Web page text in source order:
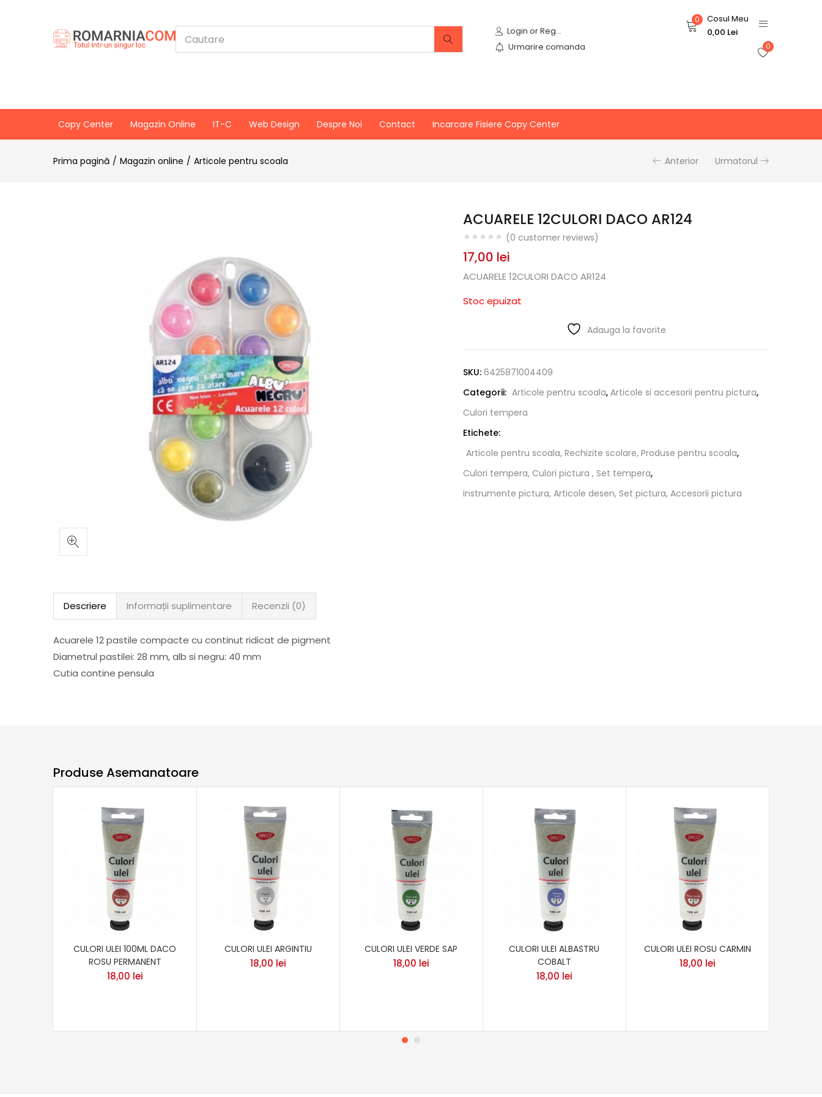
Login or Register
Urmarire comanda
0
Cosul Meu
0,00 Lei
0
Copy Center Magazin Online IT-C Web Design Despre Noi Contact Incarcare Fisiere Copy Center
Prima pagină Magazin online Articole pentru scoala Anterior Urmatorul
ACUARELE 12CULORI DACO AR124
(0 customer reviews)
17,00 lei
ACUARELE 12CULORI DACO AR124
Stoc epuizat
Adauga la favorite
SKU: 6425871004409
Categorii: Articole pentru scoala, Articole si accesorii pentru pictura,
Culori tempera
Etichete:
Articole pentru scoala, Rechizite scolare, Produse pentru scoala,
Culori tempera, Culori pictura , Set tempera,
Instrumente pictura, Articole desen, Set pictura, Accesorii pictura
Descriere Informații suplimentare Recenzii (0)
Acuarele 12 pastile compacte cu continut ridicat de pigment
Diametrul pastilei: 28 mm, alb si negru: 40 mm
Cutia contine pensula
Produse Asemanatoare
CULORI ULEI 100ML DACO
ROSU PERMANENT
18,00 lei
CULORI ULEI ARGINTIU
18,00 lei
CULORI ULEI VERDE SAP
18,00 lei
CULORI ULEI ALBASTRU
COBALT
18,00 lei
CULORI ULEI ROSU CARMIN
18,00 lei